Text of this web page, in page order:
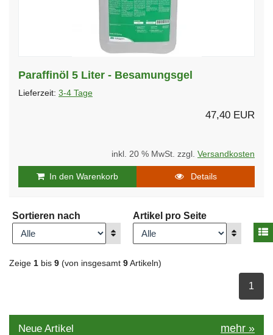
Paraffinöl 5 Liter - Besamungsgel
Lieferzeit: 3-4 Tage
47,40 EUR
inkl. 20 % MwSt. zzgl. Versandkosten
In den Warenkorb Details
Sortieren nach
Anzeigen
Artikel pro Seite
Anzeigen
Zeige 1 bis 9 (von insgesamt 9 Artikeln)
1
Neue Artikel mehr »